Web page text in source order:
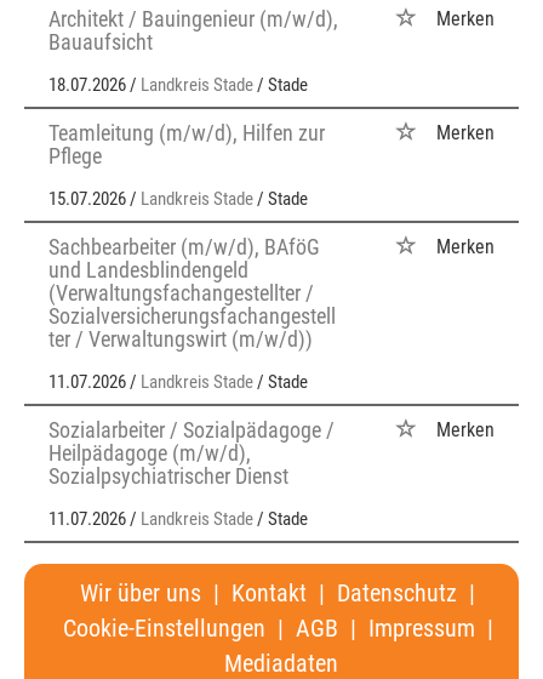
Architekt / Bauingenieur (m/w/d),
Bauaufsicht
18.07.2026 / Landkreis Stade/ Stade
Merken
Teamleitung (m/w/d), Hilfen zur
Pflege
15.07.2026 / Landkreis Stade/ Stade
Merken
Sachbearbeiter (m/w/d), BAföG
und Landesblindengeld
(Verwaltungsfachangestellter /
Sozialversicherungsfachangestell
ter / Verwaltungswirt (m/w/d))
11.07.2026 / Landkreis Stade/ Stade
Merken
Sozialarbeiter / Sozialpädagoge /
Heilpädagoge (m/w/d),
Sozialpsychiatrischer Dienst
11.07.2026 / Landkreis Stade/ Stade
Merken
Wir über uns | Kontakt | Datenschutz |
Cookie-Einstellungen | AGB | Impressum |
Mediadaten